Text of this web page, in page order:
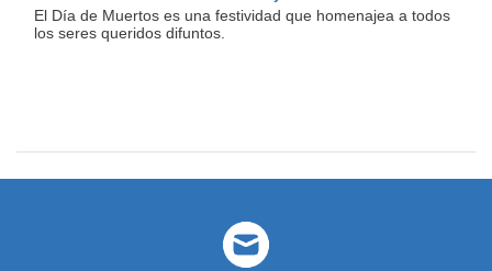
El Día de Muertos es una festividad que homenajea a todos
los seres queridos difuntos.